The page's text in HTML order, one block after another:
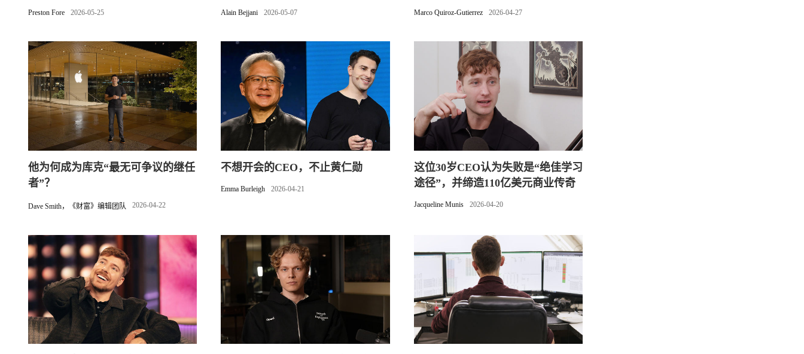
Preston Fore 2026-05-25
时期
Alain Bejjani 2026-05-07 Marco Quiroz-Gutierrez 2026-04-27
他为何成为库克“最无可争议的继任
者”？
Dave Smith，《财富》编辑团队 2026-04-22
不想开会的CEO，不止黄仁勋
Emma Burleigh 2026-04-21
这位30岁CEO认为失败是“绝佳学习
途径”，并缔造110亿美元商业传奇
Jacqueline Munis 2026-04-20